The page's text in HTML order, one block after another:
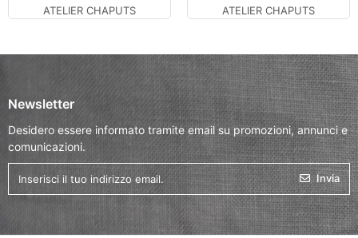
ATELIER CHAPUTS ATELIER CHAPUTS
Newsletter
Desidero essere informato tramite email su promozioni, annunci e
comunicazioni.
Invia